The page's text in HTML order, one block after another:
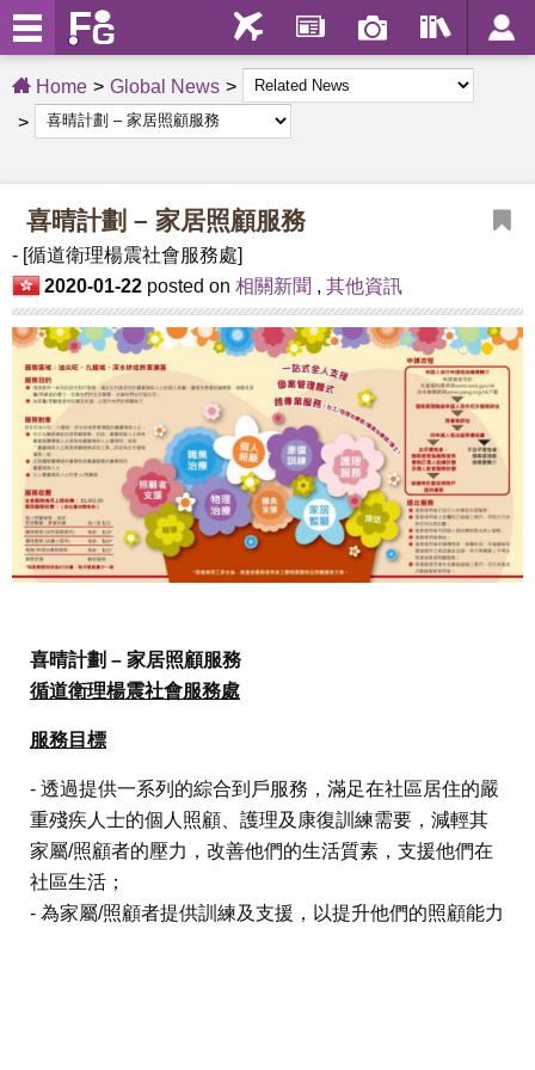
Home Global News
喜晴計劃 – 家居照顧服務
- [循道衛理楊震社會服務處]
2020-01-22 posted on 相關新聞 , 其他資訊
1 2
喜晴計劃 – 家居照顧服務
循道衛理楊震社會服務處
服務目標
- 透過提供一系列的綜合到戶服務，滿足在社區居住的嚴
重殘疾人士的個人照顧、護理及康復訓練需要，減輕其
家屬/照顧者的壓力，改善他們的生活質素，支援他們在
社區生活；
- 為家屬/照顧者提供訓練及支援，以提升他們的照顧能力